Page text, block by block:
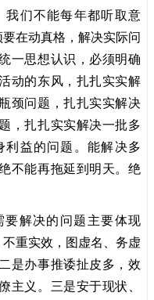
我们不能每年都听取意
在动真格，解决实际问
一思想认识，必须明确
动的东风，扎扎实实解
颈问题，扎扎实实解决
，扎扎实实解决一批多
利益的问题。能解决多
不能再拖延到明天。绝
要解决的问题主要体现
重实效，图虚名、务虚
是办事推诿扯皮多，效
主义。三是安于现状、